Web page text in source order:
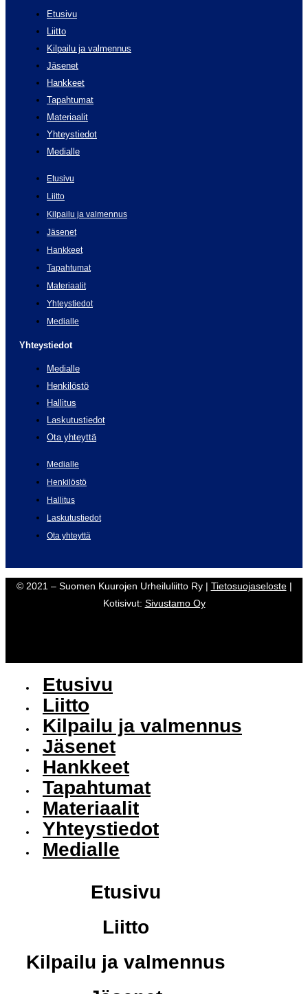
Etusivu
Liitto
Kilpailu ja valmennus
Jäsenet
Hankkeet
Tapahtumat
Materiaalit
Yhteystiedot
Medialle
Etusivu
Liitto
Kilpailu ja valmennus
Jäsenet
Hankkeet
Tapahtumat
Materiaalit
Yhteystiedot
Medialle
Yhteystiedot
Medialle
Henkilöstö
Hallitus
Laskutustiedot
Ota yhteyttä
Medialle
Henkilöstö
Hallitus
Laskutustiedot
Ota yhteyttä
© 2021 – Suomen Kuurojen Urheiluliitto Ry | Tietosuojaseloste|
Kotisivut: Sivustamo Oy
Etusivu
Liitto
Kilpailu ja valmennus
Jäsenet
Hankkeet
Tapahtumat
Materiaalit
Yhteystiedot
Medialle
Etusivu
Liitto
Kilpailu ja valmennus